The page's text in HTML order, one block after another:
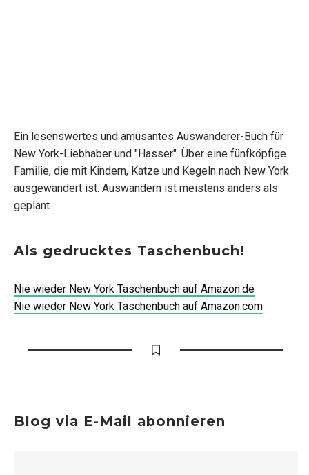
Ein lesenswertes und amüsantes Auswanderer-Buch für
New York-Liebhaber und "Hasser". Über eine fünfköpfige
Familie, die mit Kindern, Katze und Kegeln nach New York
ausgewandert ist. Auswandern ist meistens anders als
geplant.
Als gedrucktes Taschenbuch!
Nie wieder New York Taschenbuch auf Amazon.de
Nie wieder New York Taschenbuch auf Amazon.com
Blog via E-Mail abonnieren